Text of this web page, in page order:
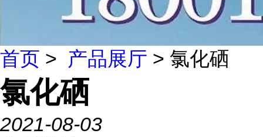
首页 > 产品展厅 > 氯化硒
氯化硒
2021-08-03